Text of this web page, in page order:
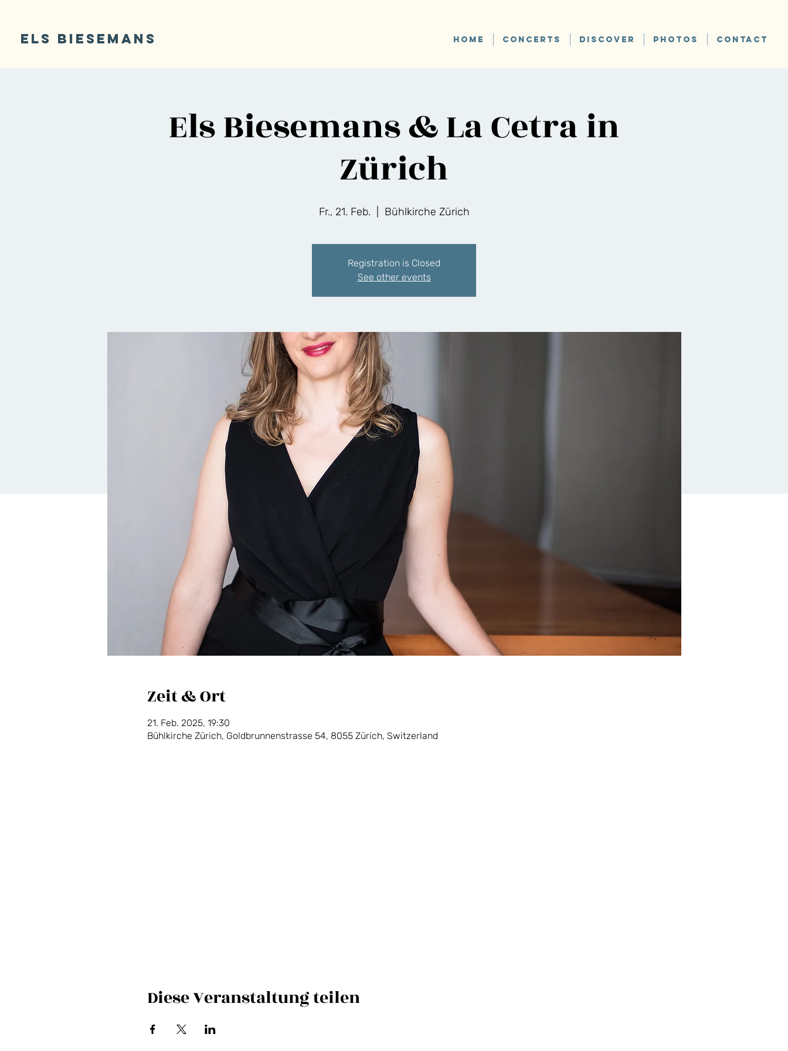
ELS BIESEMANS HOME CONCERTS DISCOVER PHOTOS CONTACT
Els Biesemans & La Cetra in
Zürich
Fr., 21. Feb. Bühlkirche Zürich
Registration is Closed
See other events
Zeit & Ort
21. Feb. 2025, 19:30
Bühlkirche Zürich, Goldbrunnenstrasse 54, 8055 Zürich, Switzerland
Diese Veranstaltung teilen